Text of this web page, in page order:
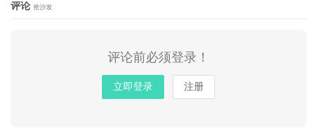
评论 抢沙发
评论前必须登录！
立即登录 注册